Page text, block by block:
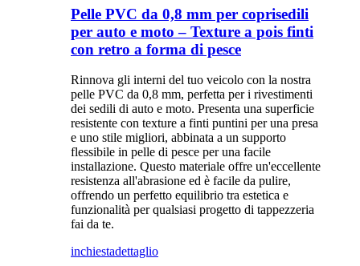
Pelle PVC da 0,8 mm per coprisedili
per auto e moto – Texture a pois finti
con retro a forma di pesce
Rinnova gli interni del tuo veicolo con la nostra
pelle PVC da 0,8 mm, perfetta per i rivestimenti
dei sedili di auto e moto. Presenta una superficie
resistente con texture a finti puntini per una presa
e uno stile migliori, abbinata a un supporto
flessibile in pelle di pesce per una facile
installazione. Questo materiale offre un'eccellente
resistenza all'abrasione ed è facile da pulire,
offrendo un perfetto equilibrio tra estetica e
funzionalità per qualsiasi progetto di tappezzeria
fai da te.
inchiestadettaglio